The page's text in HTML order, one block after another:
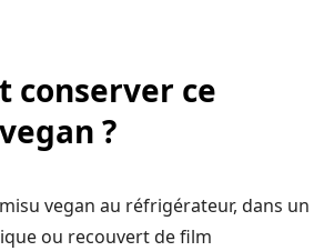
conserver ce
?
vegan au réfrigérateur, dans un
ou recouvert de film